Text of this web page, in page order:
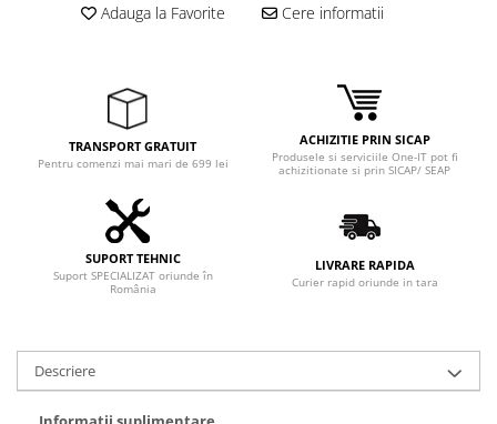
Camere Web
Mouse Pad
Componente PC
Placi de Baza
CPU
Memorii
Adauga la Favorite Cere informatii
TRANSPORT GRATUIT
Pentru comenzi mai mari de 699 lei
ACHIZITIE PRIN SICAP
Produsele si serviciile One-IT pot fi
achizitionate si prin SICAP/ SEAP
SUPORT TEHNIC
Suport SPECIALIZAT oriunde în
România
LIVRARE RAPIDA
Curier rapid oriunde in tara
Descriere